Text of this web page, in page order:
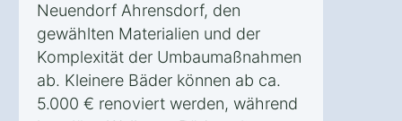
Neuendorf Ahrensdorf, den
gewählten Materialien und der
Komplexität der Umbaumaßnahmen
ab. Kleinere Bäder können ab ca.
5.000 € renoviert werden, während